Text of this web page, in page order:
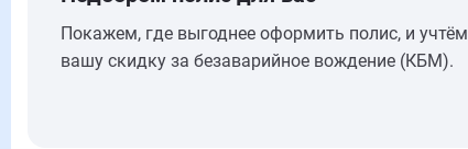
Покажем, где выгоднее оформить полис, и учтём
вашу скидку за безаварийное вождение (КБМ).